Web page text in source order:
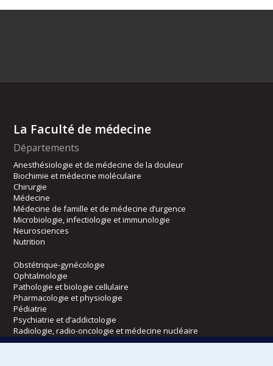
La Faculté de médecine
Départements
Anesthésiologie et de médecine de la douleur
Biochimie et médecine moléculaire
Chirurgie
Médecine
Médecine de famille et de médecine d’urgence
Microbiologie, infectiologie et immunologie
Neurosciences
Nutrition
Obstétrique-gynécologie
Ophtalmologie
Pathologie et biologie cellulaire
Pharmacologie et physiologie
Pédiatrie
Psychiatrie et d’addictologie
Radiologie, radio-oncologie et médecine nucléaire